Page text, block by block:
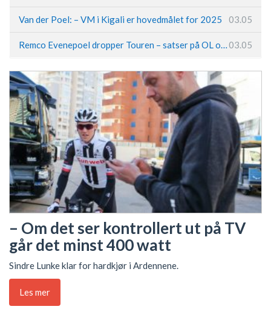
Van der Poel: – VM i Kigali er hovedmålet for 2025 03.05
03.05
– Om det ser kontrollert ut på TV
går det minst 400 watt
Sindre Lunke klar for hardkjør i Ardennene.
Les mer